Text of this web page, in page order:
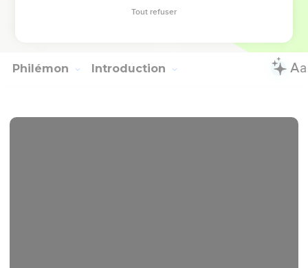
Tous ceux qui sont avec moi te saluent. De ton côté, salue
Philémon Introduction
Tout refuser